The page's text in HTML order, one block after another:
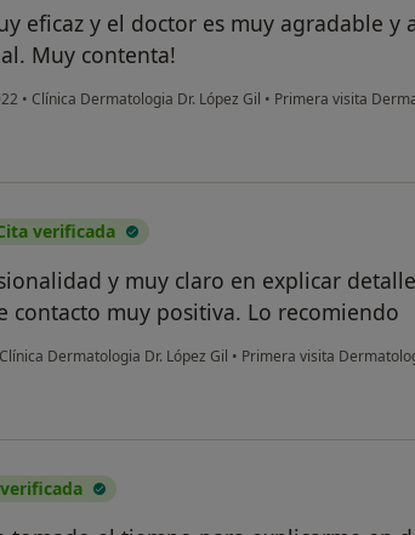
eficaz y el doctor es muy agradable y
Muy contenta!
• Clínica Dermatologia Dr. López Gil • Primera visita
verificada
y muy claro en explicar
contacto muy positiva. Lo recomiendo
Clínica Dermatologia Dr. López Gil • Primera visita